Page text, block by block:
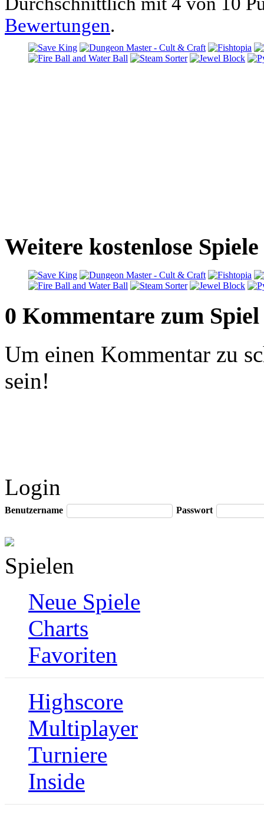
Bewertungen.
Weitere kostenlose
0 Kommentare zum Spiel
Um einen Kommentar zu
sein!
Login
Benutzername Passwort
Spielen
Neue Spiele
Charts
Favoriten
Highscore
Multiplayer
Turniere
Inside